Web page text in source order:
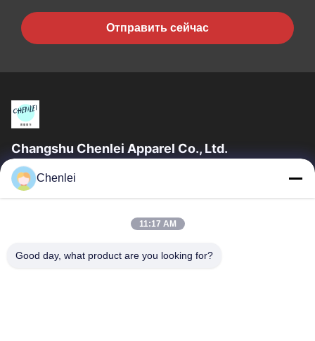
Отправить сейчас
Changshu Chenlei Apparel Co., Ltd.
CHANGSHU CHENLEI APPAREL CO., LTD. Наш завод был
основан в 2011 году, расположен в городе Сучжоу,
Главная Страница
Продукция
Chenlei
11:17 AM
Good day, what product are you looking for?